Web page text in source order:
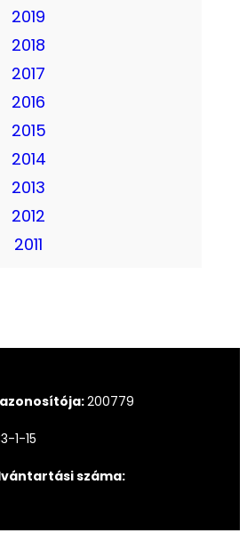
2019
2018
2017
2016
2015
2014
2013
2012
2011
200779
1-15
száma: